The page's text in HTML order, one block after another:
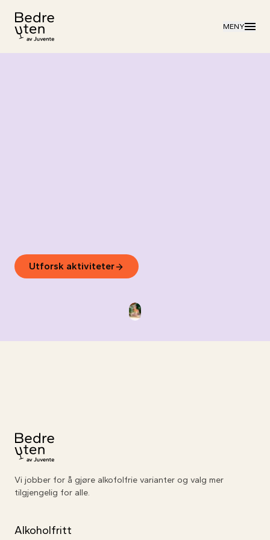
Til forsiden
MENY
Utforsk aktiviteter
Til forsiden
Vi jobber for å gjøre alkofolfrie varianter og valg mer
tilgjengelig for alle.
Alkoholfritt